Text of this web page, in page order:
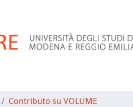
Contributo su VOLUME